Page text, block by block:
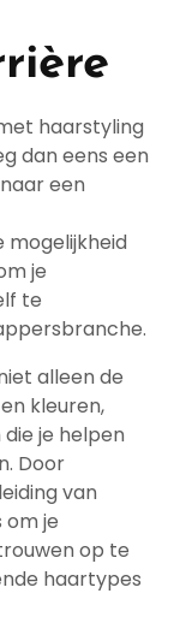
haarstyling
dan eens een
een
mogelijkheid
je
te
alleen de
kleuren,
je helpen
Door
van
om je
op te
haartypes